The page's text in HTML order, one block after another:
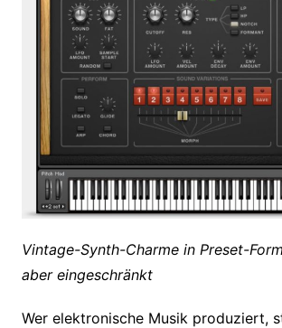
Vintage-Synth-Charme in Preset-
aber eingeschränkt
Wer elektronische Musik produziert,